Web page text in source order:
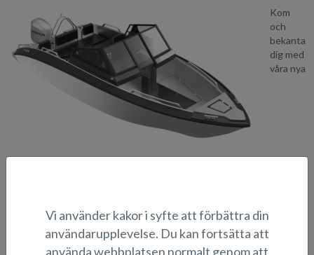
Kom
och
bekanta
dig med
våra nya
Välkommen!
Bildgalleri
Vi använder kakor i syfte att förbättra din
användarupplevelse. Du kan fortsätta att
använda webbplatsen normalt genom att